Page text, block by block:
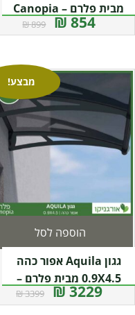
מבית פלרם – Canopia
854 ₪
899 ₪
מבצע!
גגון Aquila אפור כהה
0.9X4.5 מבית פלרם –
Canopia
3229 ₪
3399 ₪
הוספה לסל